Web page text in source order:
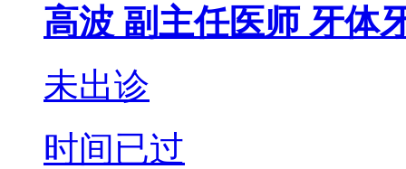
高波 副主任医师 牙体
未出诊
时间已过